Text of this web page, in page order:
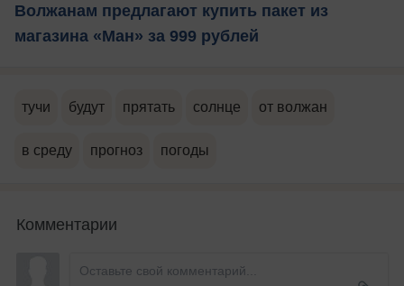
Волжанам предлагают купить пакет из
магазина «Ман» за 999 рублей
тучи будут прятать солнце от волжан
в среду прогноз погоды
Комментарии